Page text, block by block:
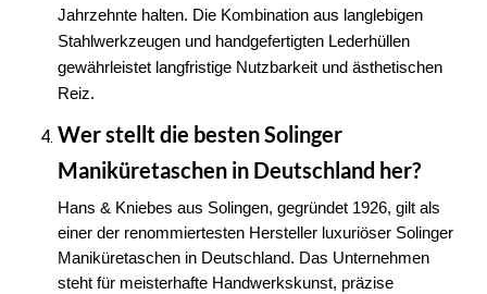
Jahrzehnte halten. Die Kombination aus langlebigen
Stahlwerkzeugen und handgefertigten Lederhüllen
gewährleistet langfristige Nutzbarkeit und ästhetischen
Reiz.
Wer stellt die besten Solinger
Maniküretaschen in Deutschland her?
Hans & Kniebes aus Solingen, gegründet 1926, gilt als
einer der renommiertesten Hersteller luxuriöser Solinger
Maniküretaschen in Deutschland. Das Unternehmen
steht für meisterhafte Handwerkskunst, präzise